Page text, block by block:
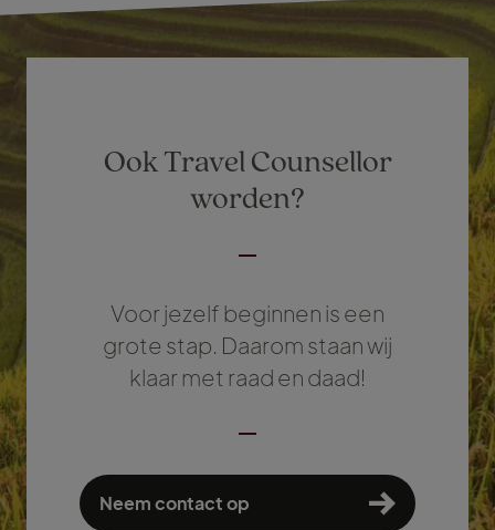
Ook Travel Counsellor
worden?
Voor jezelf beginnen is een
grote stap. Daarom staan wij
klaar met raad en daad!
Neem contact op